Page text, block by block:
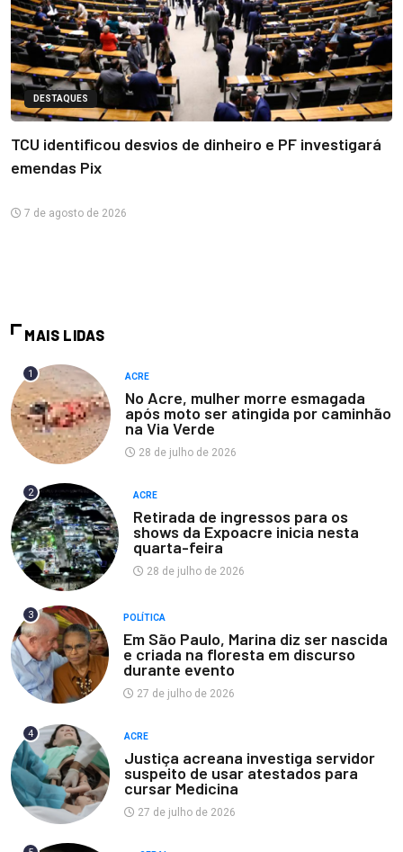
DESTAQUES
TCU identificou desvios de dinheiro e PF investigará
emendas Pix
7 de agosto de 2026
MAIS LIDAS
1 ACRE
No Acre, mulher morre esmagada
após moto ser atingida por caminhão
na Via Verde
28 de julho de 2026
2 ACRE
Retirada de ingressos para os
shows da Expoacre inicia nesta
quarta-feira
28 de julho de 2026
3 POLÍTICA
Em São Paulo, Marina diz ser nascida
e criada na floresta em discurso
durante evento
27 de julho de 2026
4 ACRE
Justiça acreana investiga servidor
suspeito de usar atestados para
cursar Medicina
27 de julho de 2026